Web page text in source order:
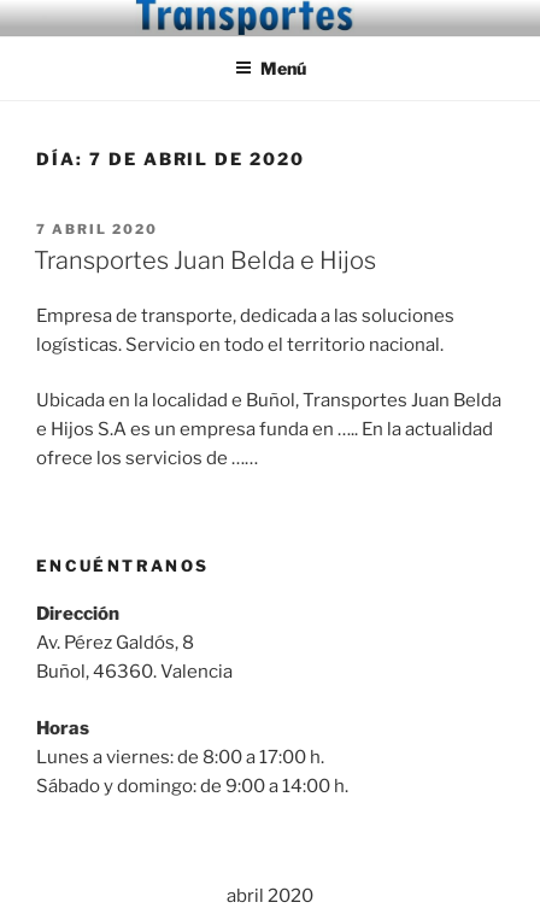
Saltar
al
TRANSPORTESBELDA
Transportes Juan Belda e Hijos
Menú
DÍA: 7 DE ABRIL DE 2020
PUBLICADO
EL
7 ABRIL 2020
Transportes Juan Belda e Hijos
Empresa de transporte, dedicada a las soluciones
logísticas. Servicio en todo el territorio nacional.
Ubicada en la localidad e Buñol, Transportes Juan Belda
e Hijos S.A es un empresa funda en ….. En la actualidad
ofrece los servicios de ……
ENCUÉNTRANOS
Dirección
Av. Pérez Galdós, 8
Buñol, 46360. Valencia
Horas
Lunes a viernes: de 8:00 a 17:00 h.
Sábado y domingo: de 9:00 a 14:00 h.
abril 2020